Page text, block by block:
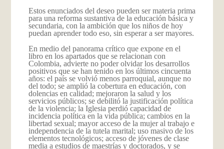
Estos enunciados del deseo pueden ser materia prima
para una reforma sustantiva de la educación básica y
secundaria, con la ambición que los niños de hoy
puedan aprender todo eso, sin esperar a ser mayores.
En medio del panorama crítico que expone en el
libro en los apartados que se relacionan con
Colombia, advierte no poder olvidar los desarrollos
positivos que se han tenido en los últimos cincuenta
años: el país se volvió menos parroquial, aunque no
del todo; se amplió la cobertura en educación, con
dolencias en calidad; mejoraron la salud y los
servicios públicos; se debilitó la justificación política
de la violencia; la Iglesia perdió capacidad de
incidencia política en la vida pública; cambios en la
libertad sexual; mayor acceso de la mujer al trabajo e
independencia de la tutela marital; uso masivo de los
elementos tecnológicos; acceso de jóvenes de clase
media a estudios de maestrías y doctorados, y se